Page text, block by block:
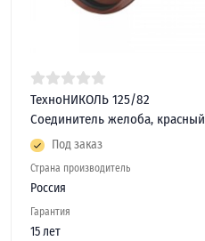
ТехноНИКОЛЬ 125/82
Соединитель желоба, красный
Под заказ
Страна производитель
Россия
Гарантия
15 лет